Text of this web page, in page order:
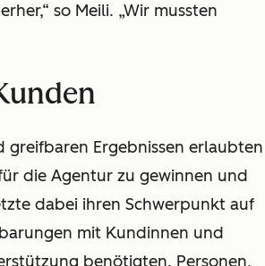
so Meili. „Wir mussten
greifbaren Ergebnissen erlaubten
die Agentur zu gewinnen und
dabei ihren Schwerpunkt auf
mit Kundinnen und
benötigten. Personen,